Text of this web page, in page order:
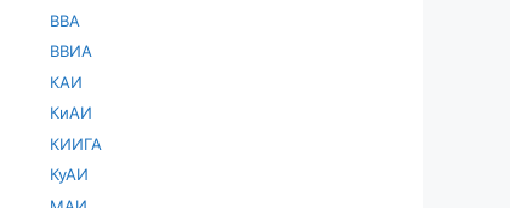
ВВА
ВВИА
КАИ
КиАИ
КИИГА
КуАИ